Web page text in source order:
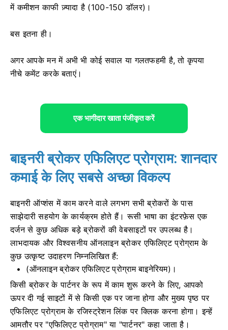
में कमीशन काफी ज़्यादा है (100-150 डॉलर)।
बस इतना ही।
अगर आपके मन में अभी भी कोई सवाल या गलतफहमी है, तो कृपया
नीचे कमेंट करके बताएं।
एक भागीदार खाता पंजीकृत करें
बाइनरी ब्रोकर एफिलिएट प्रोग्राम: शानदार
कमाई के लिए सबसे अच्छा विकल्प
बाइनरी ऑप्शंस में काम करने वाले लगभग सभी ब्रोकरों के पास
साझेदारी सहयोग के कार्यक्रम होते हैं। रूसी भाषा का इंटरफ़ेस एक
दर्जन से कुछ अधिक बड़े ब्रोकरों की वेबसाइटों पर उपलब्ध है।
लाभदायक और विश्वसनीय ऑनलाइन ब्रोकर एफिलिएट प्रोग्राम के
कुछ उत्कृष्ट उदाहरण निम्नलिखित हैं:
(ऑनलाइन ब्रोकर एफिलिएट प्रोग्राम बाइनेरियम)।
किसी ब्रोकर के पार्टनर के रूप में काम शुरू करने के लिए, आपको
ऊपर दी गई साइटों में से किसी एक पर जाना होगा और मुख्य पृष्ठ पर
एफिलिएट प्रोग्राम के रजिस्ट्रेशन लिंक पर क्लिक करना होगा। इन्हें
आमतौर पर "एफिलिएट प्रोग्राम" या "पार्टनर" कहा जाता है।